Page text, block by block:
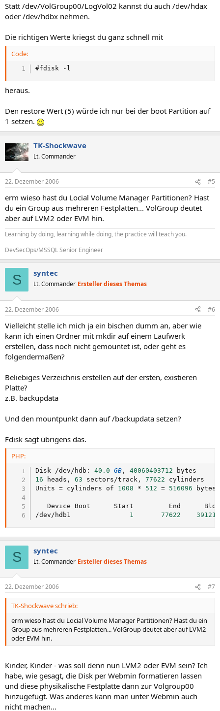
Statt /dev/VolGroup00/LogVol02 kannst du auch /dev/hdax
oder /dev/hdbx nehmen.
Die richtigen Werte kriegst du ganz schnell mit
Code:
#fdisk -l
heraus.
Den restore Wert (5) würde ich nur bei der boot Partition auf
1 setzen.
TK-Shockwave
Lt. Commander
22. Dezember 2006 #5
erm wieso hast du Locial Volume Manager Partitionen? Hast
du ein Group aus mehreren Festplatten... VolGroup deutet
aber auf LVM2 oder EVM hin.
Learning by doing, learning while doing, the practice will teach you.
DevSecOps/MSSQL Senior Engineer
S syntec
Lt. Commander Ersteller dieses Themas
22. Dezember 2006 #6
Vielleicht stelle ich mich ja ein bischen dumm an, aber wie
kann ich einen Ordner mit mkdir auf einem Laufwerk
erstellen, dass noch nicht gemountet ist, oder geht es
folgendermaßen?
Beliebiges Verzeichnis erstellen auf der ersten, existieren
Platte?
z.B. backupdata
Und den mountpunkt dann auf /backupdata setzen?
Fdisk sagt übrigens das.
PHP:
Disk /dev/ hdb : 40.0 GB , 40060403712
16 heads , 63 sectors/track , 77622 cylinders
Units = cylinders of 1008 * 512 = 516096 bytes
/dev/ hdb1 1 77622
S syntec
Lt. Commander Ersteller dieses Themas
22. Dezember 2006 #7
TK-Shockwave schrieb:
erm wieso hast du Locial Volume Manager Partitionen? Hast du ein
Group aus mehreren Festplatten... VolGroup deutet aber auf LVM2
oder EVM hin.
Kinder, Kinder - was soll denn nun LVM2 oder EVM sein? Ich
habe, wie gesagt, die Disk per Webmin formatieren lassen
und diese physikalische Festplatte dann zur Volgroup00
hinzugefügt. Was anderes kann man unter Webmin auch
nicht machen...